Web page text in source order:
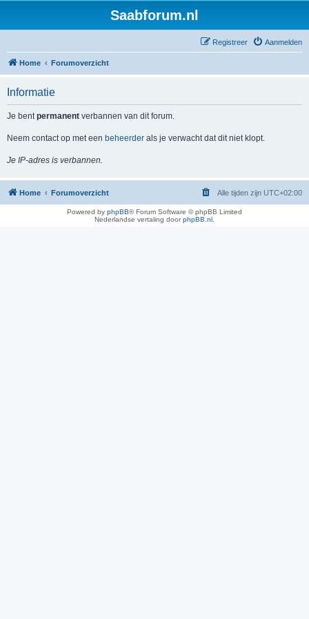
Saabforum.nl
Aanmelden
Registreer
Home Forumoverzicht
Informatie
Je bentpermanent verbannen van dit forum.
Neem contact op met een beheerder als je verwacht dat dit niet klopt.
Je IP-adres is verbannen.
Home Forumoverzicht Alle tijden zijn UTC+02:00
Powered by phpBB® Forum Software © phpBB Limited
Nederlandse vertaling doorphpBB.nl